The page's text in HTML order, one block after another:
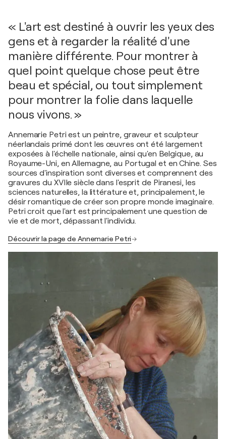
« L'art est destiné à ouvrir les yeux des
gens et à regarder la réalité d'une
manière différente. Pour montrer à
quel point quelque chose peut être
beau et spécial, ou tout simplement
pour montrer la folie dans laquelle
nous vivons. »
Annemarie Petri est un peintre, graveur et sculpteur
néerlandais primé dont les œuvres ont été largement
exposées à l'échelle nationale, ainsi qu'en Belgique, au
Royaume-Uni, en Allemagne, au Portugal et en Chine. Ses
sources d'inspiration sont diverses et comprennent des
gravures du XVIIe siècle dans l'esprit de Piranesi, les
sciences naturelles, la littérature et, principalement, le
désir romantique de créer son propre monde imaginaire.
Petri croit que l'art est principalement une question de
vie et de mort, dépassant l'individu.
Découvrir la page de Annemarie Petri